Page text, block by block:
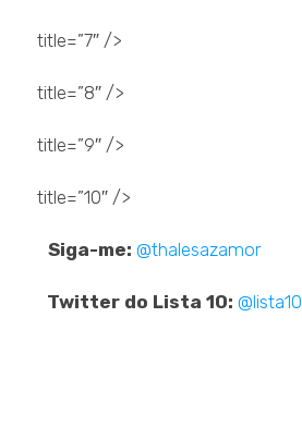
title=”7″ />
title=”8″ />
title=”9″ />
title=”10″ />
..Siga-me:@thalesazamor
Twitter do Lista 10:@lista10